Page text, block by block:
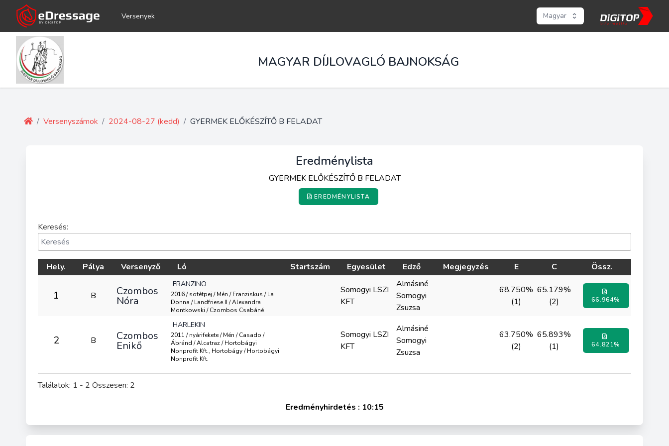
Versenyek Magyar
MAGYAR DÍJLOVAGLÓ BAJNOKSÁG
/ Versenyszámok / 2024-08-27 (kedd) / GYERMEK ELŐKÉSZÍTŐ B FELADAT
Eredménylista
GYERMEK ELŐKÉSZÍTŐ B FELADAT
EREDMÉNYLISTA
Keresés:
Hely. Pálya Versenyző Ló Startszám Egyesület Edző Megjegyzés E C Össz.
1 B Czombos
Nóra
FRANZINO
2016 / sötétpej / Mén / Franziskus / La
Donna / Landfriese II / Alexandra
Montkowski / Czombos Csabáné
Somogyi LSZI
KFT
Almásiné
Somogyi
Zsuzsa
68.750%
(1)
65.179%
(2)
66.964%
2 B Czombos
Enikő
HARLEKIN
2011 / nyárifekete / Mén / Casado /
Ábránd / Alcatraz / Hortobágyi
Nonprofit Kft., Hortobágy / Hortobágyi
Nonprofit Kft.
Somogyi LSZI
KFT
Almásiné
Somogyi
Zsuzsa
63.750%
(2)
65.893%
(1)
64.821%
Találatok: 1 - 2 Összesen: 2
Eredményhirdetés : 10:15